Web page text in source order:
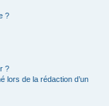
?
?
lors de la rédaction d’un